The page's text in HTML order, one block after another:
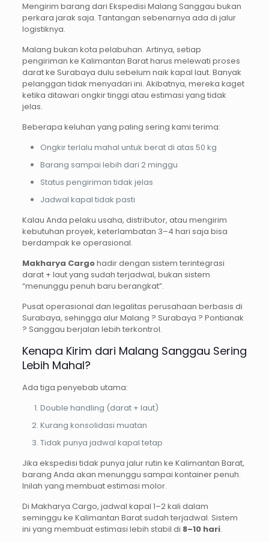
Mengirim barang dari Ekspedisi Malang Sanggau bukan
perkara jarak saja. Tantangan sebenarnya ada di jalur
logistiknya.
Malang bukan kota pelabuhan. Artinya, setiap
pengiriman ke Kalimantan Barat harus melewati proses
darat ke Surabaya dulu sebelum naik kapal laut. Banyak
pelanggan tidak menyadari ini. Akibatnya, mereka kaget
ketika ditawari ongkir tinggi atau estimasi yang tidak
jelas.
Beberapa keluhan yang paling sering kami terima:
Ongkir terlalu mahal untuk berat di atas 50 kg
Barang sampai lebih dari 2 minggu
Status pengiriman tidak jelas
Jadwal kapal tidak pasti
Kalau Anda pelaku usaha, distributor, atau mengirim
kebutuhan proyek, keterlambatan 3–4 hari saja bisa
berdampak ke operasional.
Makharya Cargohadir dengan sistem terintegrasi
darat + laut yang sudah terjadwal, bukan sistem
“menunggu penuh baru berangkat”.
Pusat operasional dan legalitas perusahaan berbasis di
Surabaya, sehingga alur Malang ? Surabaya ? Pontianak
? Sanggau berjalan lebih terkontrol.
Kenapa Kirim dari Malang Sanggau Sering
Lebih Mahal?
Ada tiga penyebab utama:
Double handling (darat + laut)
Kurang konsolidasi muatan
Tidak punya jadwal kapal tetap
Jika ekspedisi tidak punya jalur rutin ke Kalimantan Barat,
barang Anda akan menunggu sampai kontainer penuh.
Inilah yang membuat estimasi molor.
Di Makharya Cargo, jadwal kapal 1–2 kali dalam
seminggu ke Kalimantan Barat sudah terjadwal. Sistem
ini yang membuat estimasi lebih stabil di 8–10 hari.